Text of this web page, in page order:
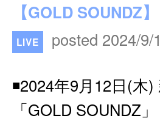
【GOLD SOUNDZ】
LIVE posted 2024/9/
◾️2024年9月12日(木
「GOLD SOUNDZ」